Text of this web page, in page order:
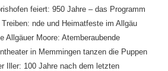
feiert: 950 Jahre – das Programm
nde und Heimatfeste im Allgäu
Allgäuer Moore: Atemberaubende
in Memmingen tanzen die Puppen
Iller: 100 Jahre nach dem letzten